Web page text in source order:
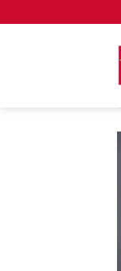
to